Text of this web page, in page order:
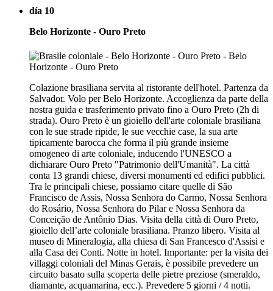
día 10
Belo Horizonte - Ouro Preto
Colazione brasiliana servita al ristorante dell'hotel. Partenza da
Salvador. Volo per Belo Horizonte. Accoglienza da parte della
nostra guida e trasferimento privato fino a Ouro Preto (2h di
strada). Ouro Preto è un gioiello dell'arte coloniale brasiliana
con le sue strade ripide, le sue vecchie case, la sua arte
tipicamente barocca che forma il più grande insieme
omogeneo di arte coloniale, inducendo l'UNESCO a
dichiarare Ouro Preto "Patrimonio dell'Umanità". La città
conta 13 grandi chiese, diversi monumenti ed edifici pubblici.
Tra le principali chiese, possiamo citare quelle di São
Francisco de Assis, Nossa Senhora do Carmo, Nossa Senhora
do Rosário, Nossa Senhora do Pilar e Nossa Senhora da
Conceição de Antônio Dias. Visita della città di Ouro Preto,
gioiello dell’arte coloniale brasiliana. Pranzo libero. Visita al
museo di Mineralogia, alla chiesa di San Francesco d'Assisi e
alla Casa dei Conti. Notte in hotel. Importante: per la visita dei
villaggi coloniali del Minas Gerais, è possibile prevedere un
circuito basato sulla scoperta delle pietre preziose (smeraldo,
diamante, acquamarina, ecc.). Prevedere 5 giorni / 4 notti.